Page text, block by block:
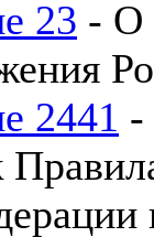
23 - О
2441 -